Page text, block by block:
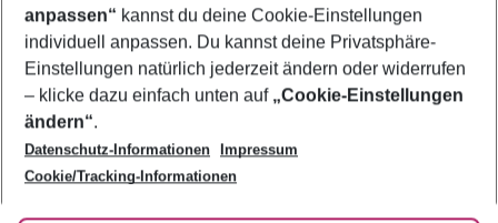
Footer
Footer navigation
Über uns
AGB
Bestpreisgarantie
Cookie-Einstellungen ändern
Cookie-Richtlinie
Agenturbetreuung
Barrierefreies Reisen
Folge uns
anpassen“ kannst du deine Cookie-Einstellungen
individuell anpassen. Du kannst deine Privatsphäre-
Einstellungen natürlich jederzeit ändern oder widerrufen
– klicke dazu einfach unten auf „Cookie-Einstellungen
ändern“.
Datenschutz-Informationen
Impressum
Cookie/Tracking-Informationen